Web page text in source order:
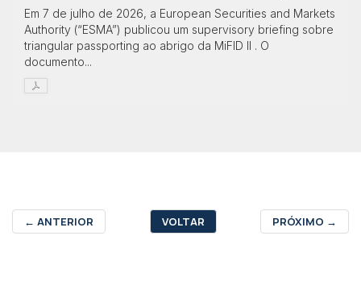
Em 7 de julho de 2026, a European Securities and Markets
Authority (“ESMA”) publicou um supervisory briefing sobre
triangular passporting ao abrigo da MiFID II . O
documento...
← ANTERIOR VOLTAR PRÓXIMO →